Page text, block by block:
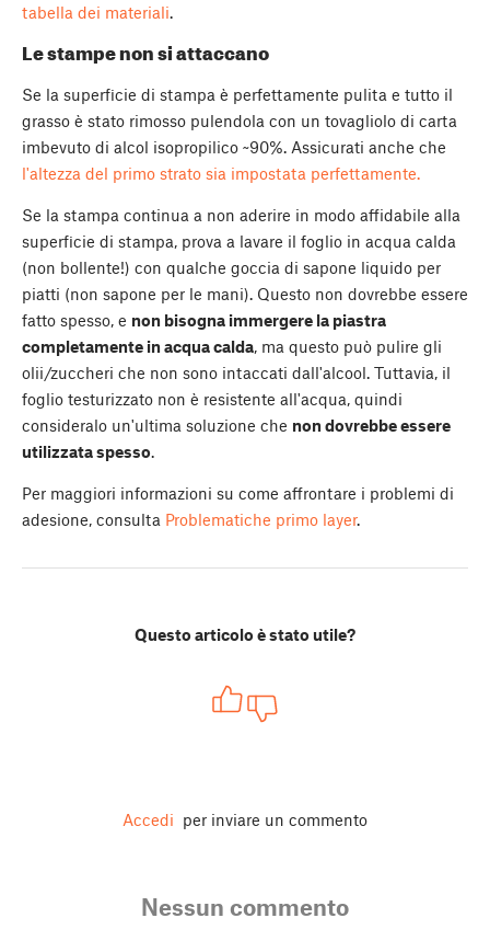
tabella dei materiali.
Le stampe non si attaccano
Se la superficie di stampa è perfettamente pulita e tutto il
grasso è stato rimosso pulendola con un tovagliolo di carta
imbevuto di alcol isopropilico ~90%. Assicurati anche che
l'altezza del primo strato sia impostata perfettamente.
Se la stampa continua a non aderire in modo affidabile alla
superficie di stampa, prova a lavare il foglio in acqua calda
(non bollente!) con qualche goccia di sapone liquido per
piatti (non sapone per le mani). Questo non dovrebbe essere
fatto spesso, e non bisogna immergere la piastra
completamente in acqua calda, ma questo può pulire gli
olii/zuccheri che non sono intaccati dall'alcool. Tuttavia, il
foglio testurizzato non è resistente all'acqua, quindi
consideralo un'ultima soluzione che non dovrebbe essere
utilizzata spesso.
Per maggiori informazioni su come affrontare i problemi di
adesione, consulta Problematiche primo layer.
Questo articolo è stato utile?
Accedi per inviare un commento
Nessun commento